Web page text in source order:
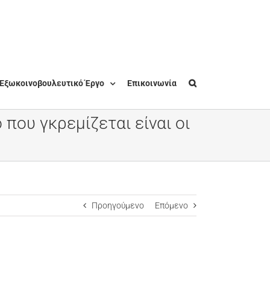
Εξωκοινοβουλευτικό Έργο Επικοινωνία
γκρεμίζεται είναι οι
Προηγούμενο Επόμενο